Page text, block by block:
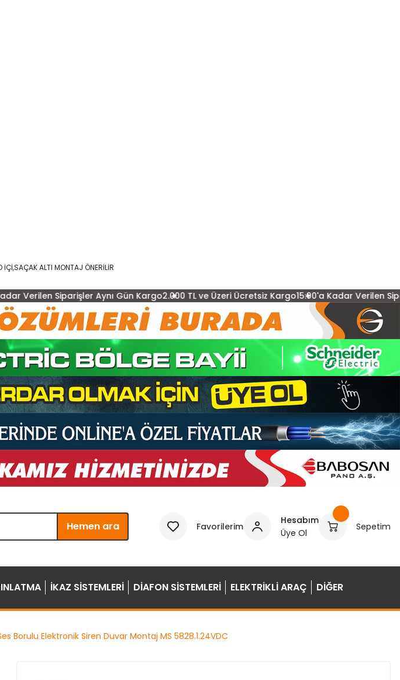
İÇİ,SAÇAK ALTI MONTAJ ÖNERİLİR
Aynı Gün Kargo2.000 TL ve Üzeri Ücretsiz Kargo 15:00'a Kadar Verilen Siparişler Aynı
Hemen ara Favorilerim
Hesabım
Üye Ol
Sepetim
İKAZ SİSTEMLERİ DİAFON SİSTEMLERİ ELEKTRİKLİ ARAÇ DİĞER
Borulu Elektronik Siren Duvar Montaj MS 5828.1.24VDC